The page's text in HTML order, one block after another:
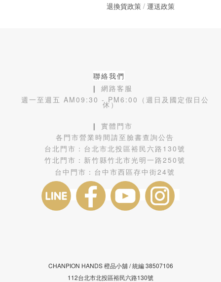
退換貨政策/ 運送政策
聯絡我們
❙ 網路客服
週一至週五 AM09:30 - PM6:00（週日及國定假日公
休）
❙ 實體門市
各門市營業時間請至臉書查詢公告
台北門市： 台北市北投區裕民六路130號
竹北門市： 新竹縣竹北市光明一路250號
台中門市： 台中市西區存中街24號
CHANPION HANDS 橙品小舖 /統編38507106
112台北市北投區裕民六路130號